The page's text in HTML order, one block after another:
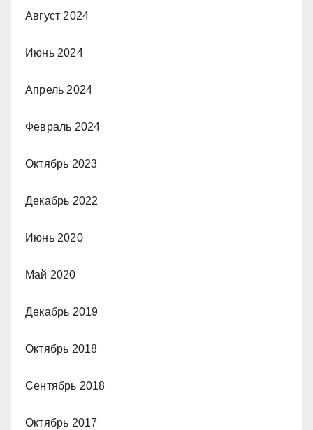
Август 2024
Июнь 2024
Апрель 2024
Февраль 2024
Октябрь 2023
Декабрь 2022
Июнь 2020
Май 2020
Декабрь 2019
Октябрь 2018
Сентябрь 2018
Октябрь 2017